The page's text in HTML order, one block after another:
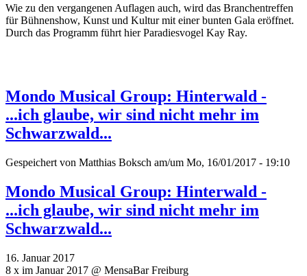
Wie zu den vergangenen Auflagen auch, wird das Branchentreffen
für Bühnenshow, Kunst und Kultur mit einer bunten Gala eröffnet.
Durch das Programm führt hier Paradiesvogel Kay Ray.
Mondo Musical Group: Hinterwald -
...ich glaube, wir sind nicht mehr im
Schwarzwald...
Gespeichert von Matthias Boksch am/um Mo, 16/01/2017 - 19:10
Mondo Musical Group: Hinterwald -
...ich glaube, wir sind nicht mehr im
Schwarzwald...
16. Januar 2017
8 x im Januar 2017 @ MensaBar Freiburg